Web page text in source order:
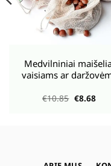
Medvilniniai
vaisiams ar
€10.85 Original
price
€8.68